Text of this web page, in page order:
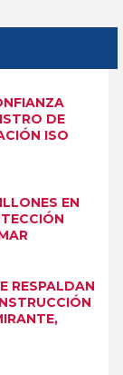
DE
ISO
EN
RESPALDAN